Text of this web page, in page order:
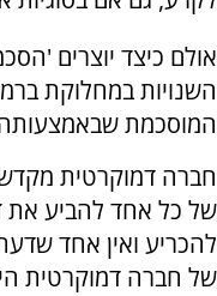
אולם כיצד יוצרים
השנויות במחלוקת
המוסכמת
חברה דמוקרטית
של כל אחד להביע את
להכריע ואין אחד
של חברה דמוקרטית